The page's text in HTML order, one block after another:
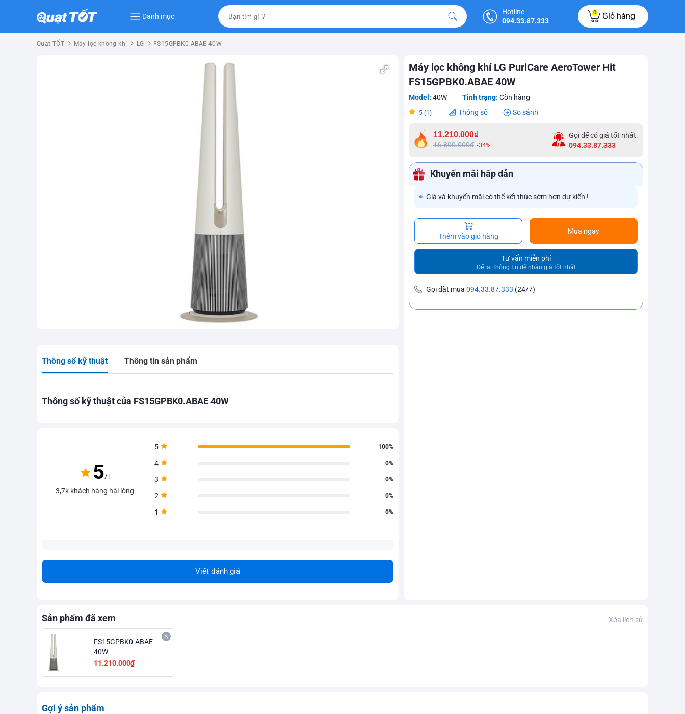
Danh mục
Hotline
094.33.87.333
0 Giỏ hàng
Quạt TỐT Máy lọc không khí LG FS15GPBK0.ABAE 40W
Máy lọc không khí LG PuriCare AeroTower Hit
FS15GPBK0.ABAE 40W
Model: 40W Tình trạng: Còn hàng
5 (1) Thông số So sánh
11.210.000₫
16.800.000₫ -34%
Gọi để có giá tốt nhất.
094.33.87.333
Khuyến mãi hấp dẫn
Giá và khuyến mãi có thể kết thúc sớm hơn dự kiến !
Thêm vào giỏ hàng
Mua ngay
Tư vấn miễn phí
Để lại thông tin để nhận giá tốt nhất
Gọi đặt mua 094.33.87.333 (24/7)
Thông số kỹ thuật Thông tin sản phẩm
Thông số kỹ thuật của FS15GPBK0.ABAE 40W
5/1
3,7k khách hàng hài lòng
5 100%
4 0%
3 0%
2 0%
1 0%
Viết đánh giá
Sản phẩm đã xem Xóa lịch sử
FS15GPBK0.ABAE
40W
11.210.000₫
Gợi ý sản phẩm